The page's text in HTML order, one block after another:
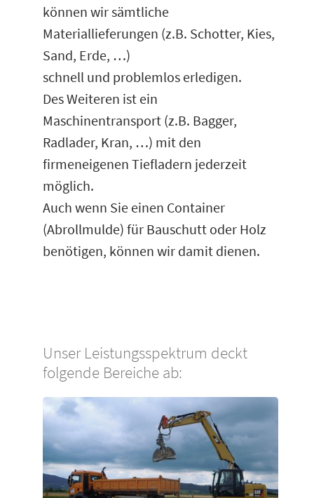
können wir sämtliche
Materiallieferungen (z.B. Schotter, Kies,
Sand, Erde, …)
schnell und problemlos erledigen.
Des Weiteren ist ein
Maschinentransport (z.B. Bagger,
Radlader, Kran, …) mit den
firmeneigenen Tiefladern jederzeit
möglich.
Auch wenn Sie einen Container
(Abrollmulde) für Bauschutt oder Holz
benötigen, können wir damit dienen.
Unser Leistungsspektrum deckt
folgende Bereiche ab:
Show larger version